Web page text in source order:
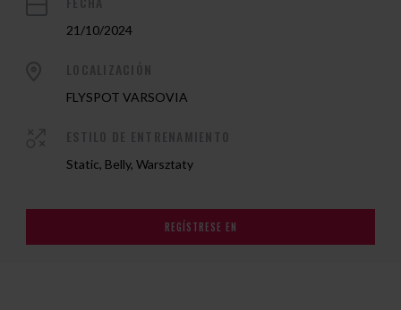
21/10/2024
FLYSPOT VARSOVIA
Static, Belly, Warsztaty
REGÍSTRESE EN